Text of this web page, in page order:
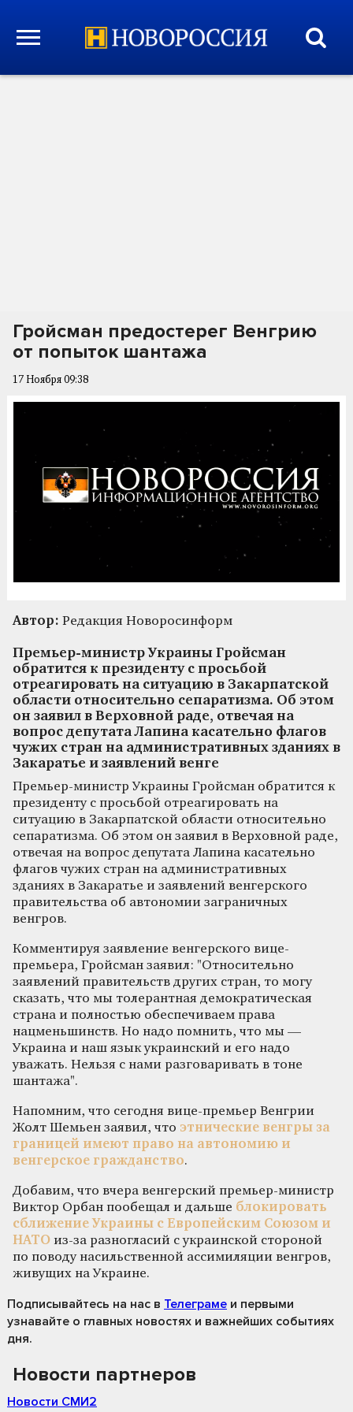
Гройсман предостерег Венгрию
от попыток шантажа
17 Ноября 09:38
Автор: Редакция Новоросинформ
Премьер-министр Украины Гройсман
обратится к президенту с просьбой
отреагировать на ситуацию в Закарпатской
области относительно сепаратизма. Об этом
он заявил в Верховной раде, отвечая на
вопрос депутата Лапина касательно флагов
чужих стран на административных зданиях в
Закаратье и заявлений венге
Премьер-министр Украины Гройсман обратится к
президенту с просьбой отреагировать на
ситуацию в Закарпатской области относительно
сепаратизма. Об этом он заявил в Верховной раде,
отвечая на вопрос депутата Лапина касательно
флагов чужих стран на административных
зданиях в Закаратье и заявлений венгерского
правительства об автономии заграничных
венгров.
Комментируя заявление венгерского вице-
премьера, Гройсман заявил: "Относительно
заявлений правительств других стран, то могу
сказать, что мы толерантная демократическая
страна и полностью обеспечиваем права
нацменьшинств. Но надо помнить, что мы —
Украина и наш язык украинский и его надо
уважать. Нельзя с нами разговаривать в тоне
шантажа".
Напомним, что сегодня вице-премьер Венгрии
Жолт Шемьен заявил, что этнические венгры за
границей имеют право на автономию и
венгерское гражданство.
Добавим, что вчера венгерский премьер-министр
Виктор Орбан пообещал и дальше блокировать
сближение Украины с Европейским Союзом и
НАТО из-за разногласий с украинской стороной
по поводу насильственной ассимиляции венгров,
живущих на Украине.
Подписывайтесь на нас в Телеграме и первыми
узнавайте о главных новостях и важнейших событиях
дня.
Новости партнеров
Новости СМИ2